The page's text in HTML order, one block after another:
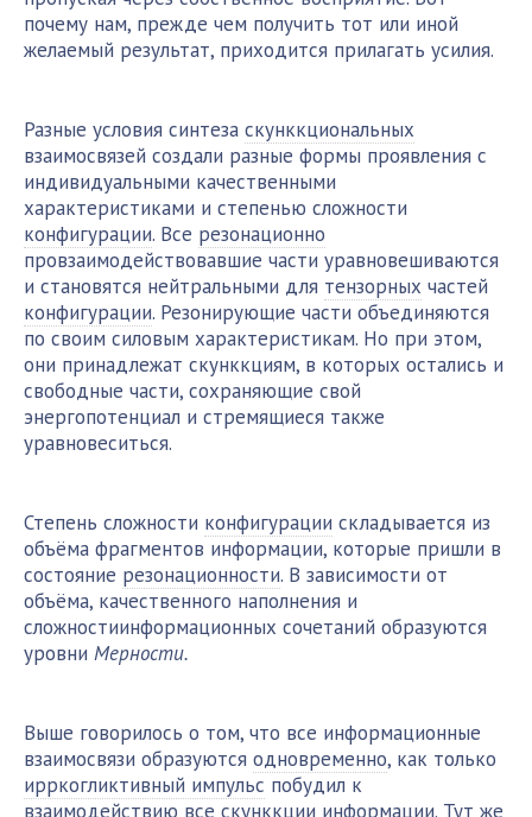
почему нам, прежде чем получить тот или иной
желаемый результат, приходится прилагать усилия.
Разные условия синтеза скунккциональных
взаимосвязей создали разные формы проявления с
индивидуальными качественными
характеристиками и степенью сложности
конфигурации. Все резонационно
провзаимодействовавшие части уравновешиваются
и становятся нейтральными для тензорных частей
конфигурации. Резонирующие части объединяются
по своим силовым характеристикам. Но при этом,
они принадлежат скунккциям, в которых остались и
свободные части, сохраняющие свой
энергопотенциал и стремящиеся также
уравновеситься.
Степень сложности конфигурации складывается из
объёма фрагментов информации, которые пришли в
состояние резонационности. В зависимости от
объёма, качественного наполнения и
сложностиинформационных сочетаний образуются
уровни Мерности.
Выше говорилось о том, что все информационные
взаимосвязи образуются одновременно, как только
ирркогликтивный импульс побудил к
взаимодействию все скунккции информации. Тут же